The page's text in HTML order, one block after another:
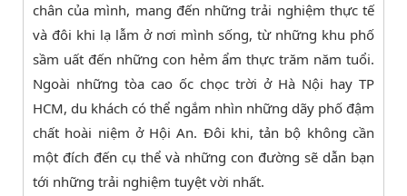
chân của mình, mang đến những trải nghiệm thực tế
và đôi khi lạ lẫm ở nơi mình sống, từ những khu phố
sầm uất đến những con hẻm ẩm thực trăm năm tuổi.
Ngoài những tòa cao ốc chọc trời ở Hà Nội hay TP
HCM, du khách có thể ngắm nhìn những dãy phố đậm
chất hoài niệm ở Hội An. Đôi khi, tản bộ không cần
một đích đến cụ thể và những con đường sẽ dẫn bạn
tới những trải nghiệm tuyệt vời nhất.